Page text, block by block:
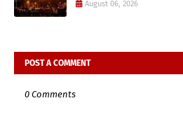
August 06, 2026
POST A COMMENT
0 Comments